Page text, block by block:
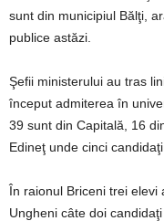
sunt din municipiul Bălţi,
publice astăzi.
Şefii ministerului au tras
început admiterea în
39 sunt din Capitală, 16
Edineţ unde cinci
În raionul Briceni trei
Ungheni câte doi